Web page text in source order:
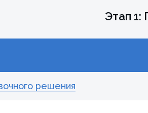
Этап 1:
решения